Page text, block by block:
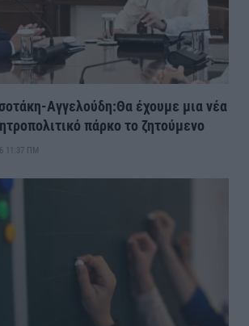
Αγγελούδη:Θα έχουμε μια νέα
πάρκο το ζητούμενο
11:37 ΠΜ